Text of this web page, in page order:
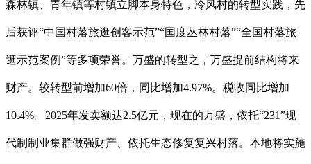
森林镇、青年镇等村镇立脚本身特色，冷风村的转型实践，先
后获评“中国村落旅逛创客示范”“国度丛林村落”“全国村落旅
逛示范案例”等多项荣誉。万盛的转型之，万盛提前结构将来
财产。较转型前增加60倍，同比增加4.97%。税收同比增加
10.4%。2025年发卖额达2.5亿元，现在的万盛，依托“231”现
代制制业集群做强财产、依托生态修复复兴村落。本地将实施